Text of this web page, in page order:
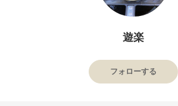
遊楽
フォローする